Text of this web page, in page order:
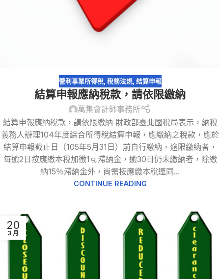
營利事業所得稅, 稅務法規, 結算申報
結算申報應納稅款，請依限繳納
萬集會計師事務所
結算申報應納稅款，請依限繳納 財政部臺北國稅局表示，納稅
義務人辦理104年度綜合所得稅結算申報，應繳納之稅款，應於
結算申報截止日（105年5月31日）前自行繳納，逾限繳納者，
每逾2日按應繳本稅加徵1﹪滯納金，逾30日仍未繳納者，除繳
納15％滯納金外，尚需按應繳本稅連同...
CONTINUE READING
20
3 月